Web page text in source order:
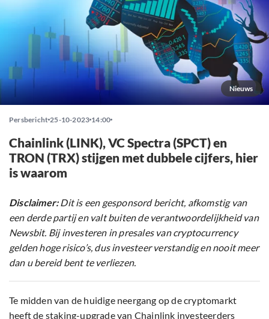
Nieuws
Persbericht 25-10-2023 14:00
Chainlink (LINK), VC Spectra (SPCT) en
TRON (TRX) stijgen met dubbele cijfers, hier
is waarom
Disclaimer:Dit is een gesponsord bericht, afkomstig van
een derde partij en valt buiten de verantwoordelijkheid van
Newsbit. Bij investeren in presales van cryptocurrency
gelden hoge risico’s, dus investeer verstandig en nooit meer
dan u bereid bent te verliezen.
Te midden van de huidige neergang op de cryptomarkt
heeft de staking-upgrade van Chainlink investeerders